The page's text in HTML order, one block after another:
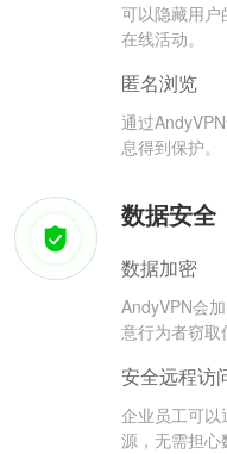
可以隐藏用户
在线活动。
匿名浏览
通过
息得到保护。
数据安全
数据加密
AndyVPN会
意行为者窃取
安全远程访
企业员工可以
源，无需担心